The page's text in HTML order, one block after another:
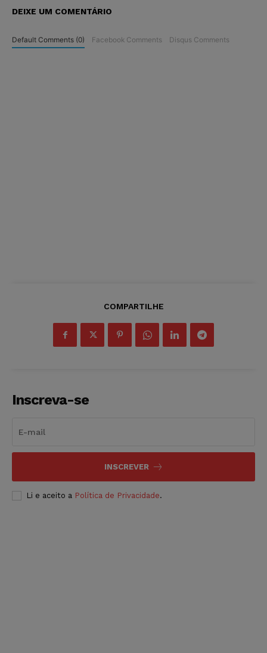
DEIXE UM COMENTÁRIO
Default Comments (0) Facebook Comments Disqus Comments
COMPARTILHE
Inscreva-se
INSCREVER
Li e aceito a Política de Privacidade.